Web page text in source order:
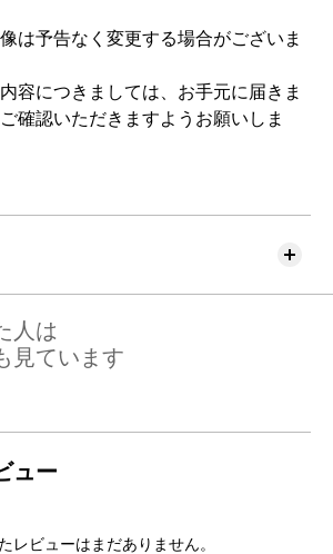
は予告なく変更する場合がございま
容につきましては、お手元に届きま
確認いただきますようお願いしま
人は
見ています
ュー
レビューはまだありません。